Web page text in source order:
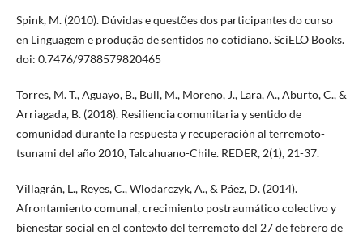
Spink, M. (2010). Dúvidas e questões dos participantes do curso
en Linguagem e produção de sentidos no cotidiano. SciELO Books.
doi: 0.7476/9788579820465
Torres, M. T., Aguayo, B., Bull, M., Moreno, J., Lara, A., Aburto, C., &
Arriagada, B. (2018). Resiliencia comunitaria y sentido de
comunidad durante la respuesta y recuperación al terremoto-
tsunami del año 2010, Talcahuano-Chile. REDER, 2(1), 21-37.
Villagrán, L., Reyes, C., Wlodarczyk, A., & Páez, D. (2014).
Afrontamiento comunal, crecimiento postraumático colectivo y
bienestar social en el contexto del terremoto del 27 de febrero de